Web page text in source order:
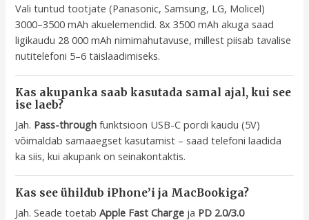
Vali tuntud tootjate (Panasonic, Samsung, LG, Molicel)
3000–3500 mAh akuelemendid. 8x 3500 mAh akuga saad
ligikaudu 28 000 mAh nimimahutavuse, millest piisab tavalise
nutitelefoni 5–6 täislaadimiseks.
Kas akupanka saab kasutada samal ajal, kui see
ise laeb?
Jah. Pass-through funktsioon USB-C pordi kaudu (5V)
võimaldab samaaegset kasutamist – saad telefoni laadida
ka siis, kui akupank on seinakontaktis.
Kas see ühildub iPhone’i ja MacBookiga?
Jah. Seade toetabApple Fast Charge ja PD 2.0/3.0